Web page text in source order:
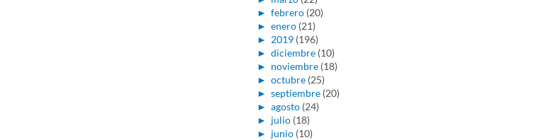
► febrero (20)
► enero (21)
► 2019 (196)
► diciembre (10)
► noviembre (18)
► octubre (25)
► septiembre (20)
► agosto (24)
► julio (18)
► junio (10)